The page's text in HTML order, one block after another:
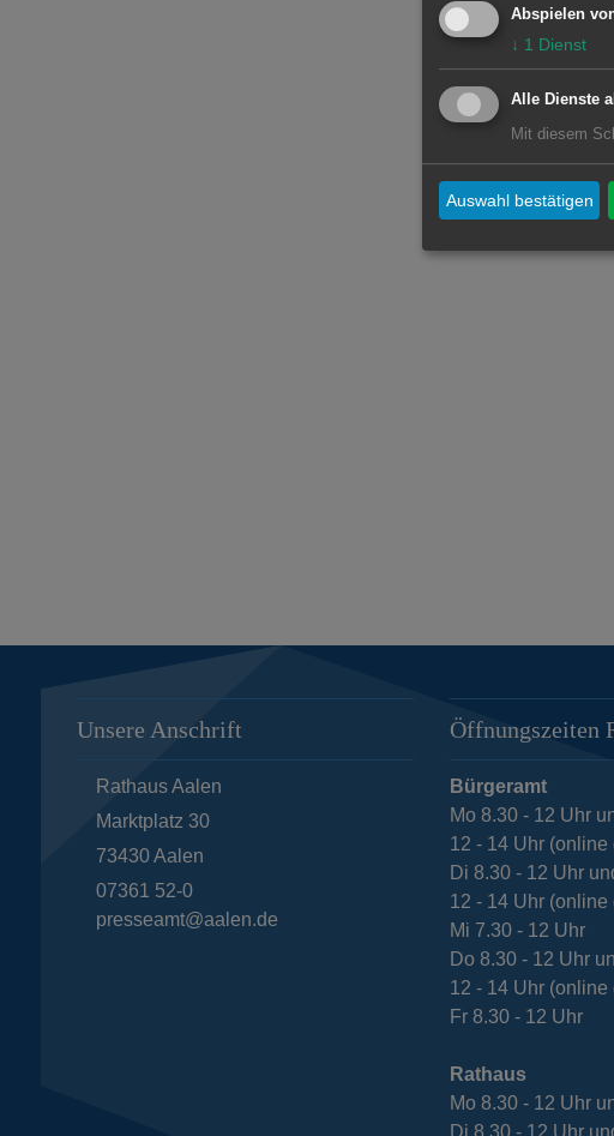
Unsere Anschrift
Rathaus Aalen
Marktplatz 30
73430 Aalen
07361 52-0
presseamt@aalen.de
Öffnungszeiten
Bürgeramt
Mo 8.30 - 12 Uhr
12 - 14 Uhr
Di 8.30 - 12 Uhr
12 - 14 Uhr
Mi 7.30 - 12 Uhr
Do 8.30 - 12 Uhr
12 - 14 Uhr
Fr 8.30 - 12 Uhr
Rathaus
Mo 8.30 - 12 Uhr
Di 8.30 - 12 Uhr
Abspielen
↓ 1 Dienst
Alle Dienste
Mit diesem
Auswahl bestätigen